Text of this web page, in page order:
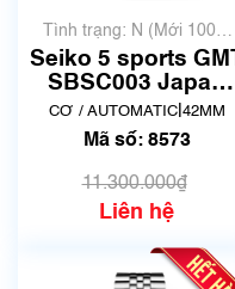
Tình trạng: N (Mới 100%
chưa qua sử dụng)
Seiko 5 sports GMT
SBSC003 Japan
Domestic Version
(SSK003) | Mã số
CƠ / AUTOMATIC| 42MM
Mã số: 8573
11.300.000₫
Liên hệ